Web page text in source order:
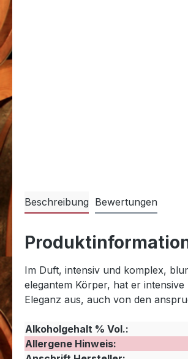
Beschreibung Bewertungen
Im Duft, intensiv und komplex,
elegantem Körper, hat er
Eleganz aus, auch von den
Alkoholgehalt % Vol.:
Allergene Hinweis: